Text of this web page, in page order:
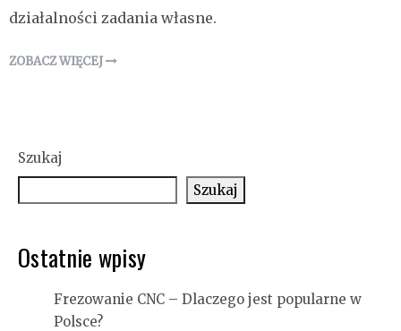
działalności zadania własne.
ZOBACZ WIĘCEJ
Szukaj
Szukaj
Ostatnie wpisy
Frezowanie CNC – Dlaczego jest popularne w
Polsce?